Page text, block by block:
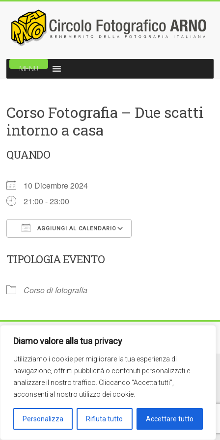
Diamo valore alla tua privacy
Utilizziamo i cookie per migliorare la tua esperienza di
navigazione, offrirti pubblicità o contenuti personalizzati e
analizzare il nostro traffico. Cliccando “Accetta tutti”,
acconsenti al nostro utilizzo dei cookie.
Personalizza Rifiuta tutto Accettare tutto
contenuto
Circolo
Fotografico
Benemerito
della
italiana
MENU
Corso Fotografia – Due scatti
intorno a casa
QUANDO
10 Dicembre 2024
21:00 - 23:00
AGGIUNGI AL CALENDARIO
TIPOLOGIA EVENTO
Corso di fotografia
Theme:Accelerateby ThemeGrill. Powered by